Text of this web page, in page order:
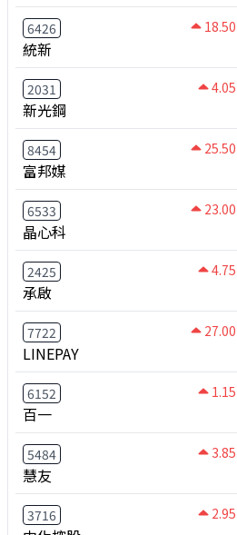
6426 18.50
統新
2031 4.05
新光鋼
8454 25.50
富邦媒
6533 23.00
晶心科
2425 4.75
承啟
7722 27.00
LINEPAY
6152 1.15
百一
5484 3.85
慧友
3716 2.95